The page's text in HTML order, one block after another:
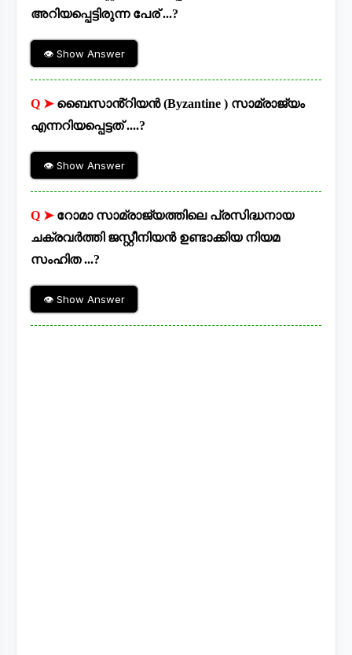
അറിയപ്പെട്ടിരുന്ന പേര് ...?
👁 Show Answer
Q ➤ ബൈസാൻ്റിയൻ (Byzantine ) സാമ്രാജ്യം
എന്നറിയപ്പെട്ടത് ....?
👁 Show Answer
Q ➤ റോമാ സാമ്രാജ്യത്തിലെ പ്രസിദ്ധനായ
ചക്രവർത്തി ജസ്റ്റീനിയൻ ഉണ്ടാക്കിയ നിയമ
സംഹിത ...?
👁 Show Answer